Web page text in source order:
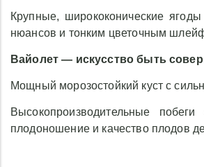
Крупные, ширококонические
нюансов и тонким цветочным
Вайолет — искусство быть
Мощный морозостойкий куст с
Высокопроизводительные
плодоношение и качество плодов